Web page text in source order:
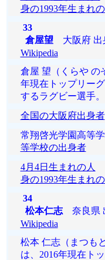
身の1993年生まれの
33
倉屋望大阪府 出
Wikipedia
倉屋 望（くらや の
年現在トップリー
するラグビー選手。
全国の大阪府出身者
常翔啓光学園高等
等学校の出身者
4月4日生まれの人
身の1993年生まれの
34
松本仁志奈良県
Wikipedia
松本 仁志（まつも
は、2016年現在ト